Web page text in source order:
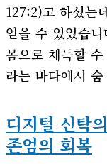
127:2)고 하셨는
얻을 수 있었습
몸으로 체득할
라는 바다에서 숨
디지털 신탁
존엄의 회복